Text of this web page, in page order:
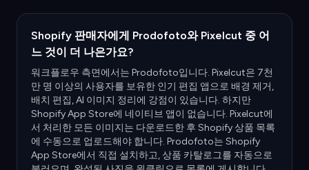
Shopify 판매자에게 Prodofoto와 Pixelcut 중 어
느 것이 더 나은가요?
워크플로우 측면에서는 Prodofoto입니다. Pixelcut은 7천
만 명 이상의 사용자를 보유한 인기 편집 앱으로 배경 제거,
배치 편집, AI 이미지 정리에 강점이 있습니다. 하지만
Shopify App Store에 네이티브 앱이 없습니다. Pixelcut에
서 처리한 모든 이미지는 다운로드한 후 Shopify 상품 목록
에 수동으로 업로드해야 합니다. Prodofoto는 Shopify
App Store에서 직접 설치하고, 상품 카탈로그를 자동으로